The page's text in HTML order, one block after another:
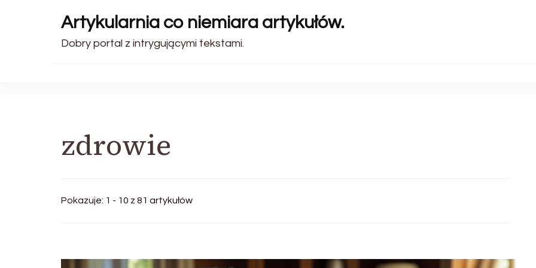
Artykularnia co niemiara artykułów.
Dobry portal z intrygującymi tekstami.
zdrowie
Pokazuje: 1 - 10 z 81 artykułów